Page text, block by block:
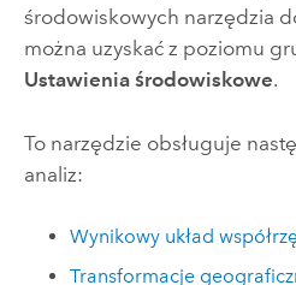
środowiskowych narzędzia
można uzyskać z poziomu
Ustawienia środowiskowe.
To narzędzie obsługuje
analiz:
Wynikowy układ
Transformacje